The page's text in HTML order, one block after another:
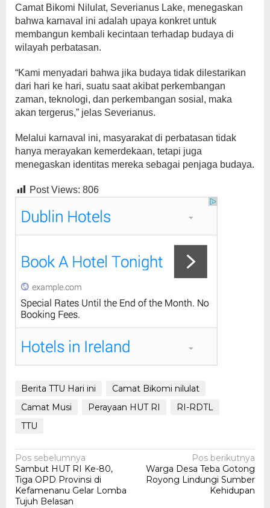
Camat Bikomi Nilulat, Severianus Lake, menegaskan
bahwa karnaval ini adalah upaya konkret untuk
membangun kembali kecintaan terhadap budaya di
wilayah perbatasan.
“Kami menyadari bahwa jika budaya tidak dilestarikan
dari hari ke hari, suatu saat akibat perkembangan
zaman, teknologi, dan perkembangan sosial, maka
akan tergerus,” jelas Severianus.
Melalui karnaval ini, masyarakat di perbatasan tidak
hanya merayakan kemerdekaan, tetapi juga
menegaskan identitas mereka sebagai penjaga budaya.
Post Views: 806
Berita TTU Hari ini
Camat Bikomi nilulat
Camat Musi
Perayaan HUT RI
RI-RDTL
TTU
Navigasi
pos
Pos sebelumnya
Sambut HUT RI Ke-80,
Tiga OPD Provinsi di
Kefamenanu Gelar Lomba
Tujuh Belasan
Pos berikutnya
Warga Desa Teba Gotong
Royong Lindungi Sumber
Kehidupan